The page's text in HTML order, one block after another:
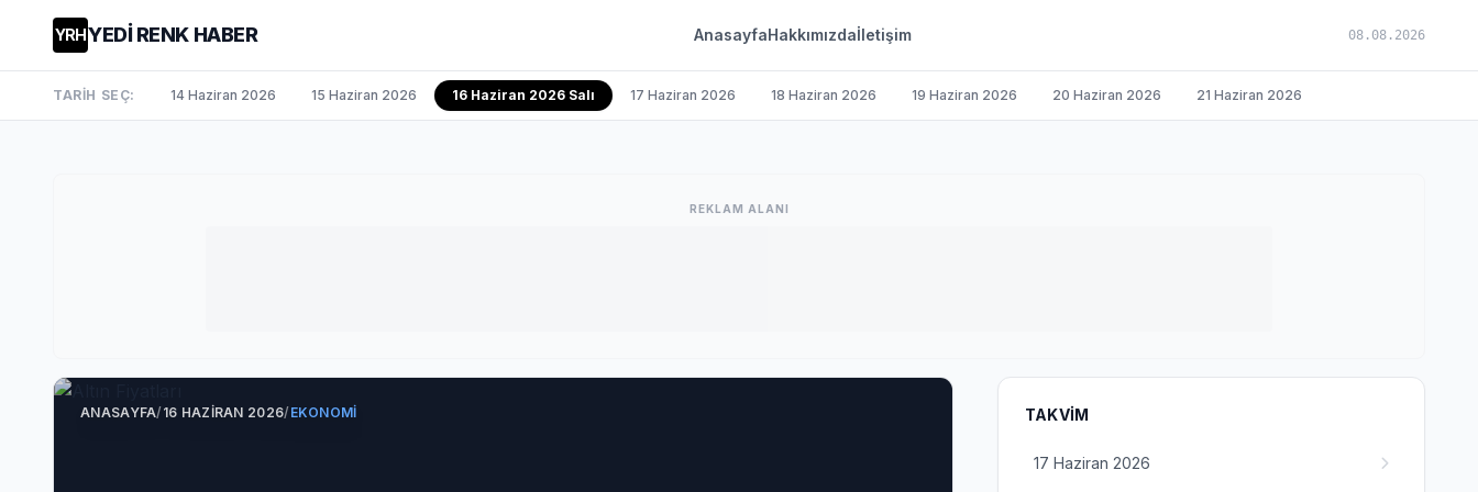
YRHYEDİ RENK HABER AnasayfaHakkımızdaİletişim 08.08.2026
TARİH SEÇ: 14 Haziran 2026 15 Haziran 2026 16 Haziran 2026 Salı 17 Haziran 2026 18 Haziran 2026 19 Haziran 2026 20 Haziran 2026 21 Haziran 2026
REKLAM ALANI
ANASAYFA/16 HAZIRAN 2026/EKONOMI TAKVIM
17 Haziran 2026